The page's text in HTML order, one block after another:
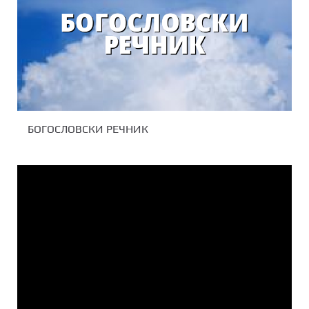
БОГОСЛОВСКИ РЕЧНИК